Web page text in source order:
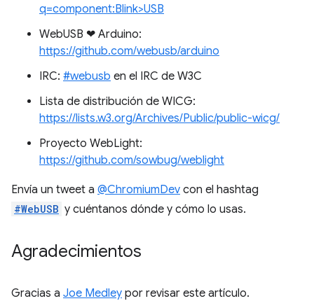
q=component:Blink>USB
WebUSB ❤ ️Arduino:
https://github.com/webusb/arduino
IRC: #webusb en el IRC de W3C
Lista de distribución de WICG:
https://lists.w3.org/Archives/Public/public-wicg/
Proyecto WebLight:
https://github.com/sowbug/weblight
Envía un tweet a @ChromiumDev con el hashtag
#WebUSB y cuéntanos dónde y cómo lo usas.
Agradecimientos
Gracias a Joe Medley por revisar este artículo.